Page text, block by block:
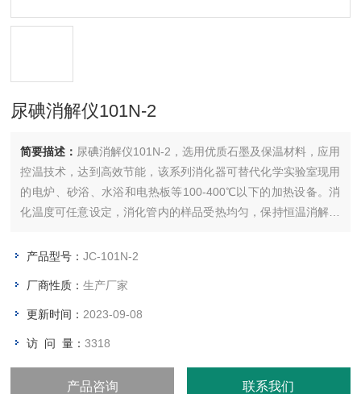
尿碘消解仪101N-2
简要描述： 尿碘消解仪101N-2，选用优质石墨及保温材料，应用
控温技术，达到高效节能，该系列消化器可替代化学实验室现用
的电炉、砂浴、水浴和电热板等100-400℃以下的加热设备。消
化温度可任意设定，消化管内的样品受热均匀，保持恒温消解，
凡采用湿消化方法进行样品预处理，均可使用该设备。
产品型号：JC-101N-2
厂商性质：生产厂家
更新时间： 2023-09-08
访 问 量：3318
产品咨询 联系我们